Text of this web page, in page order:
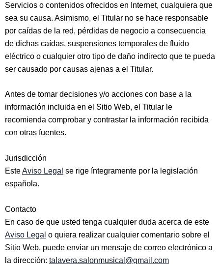
Servicios o contenidos ofrecidos en Internet, cualquiera que
sea su causa. Asimismo, el Titular no se hace responsable
por caídas de la red, pérdidas de negocio a consecuencia
de dichas caídas, suspensiones temporales de fluido
eléctrico o cualquier otro tipo de daño indirecto que te pueda
ser causado por causas ajenas a el Titular.
Antes de tomar decisiones y/o acciones con base a la
información incluida en el Sitio Web, el Titular le
recomienda comprobar y contrastar la información recibida
con otras fuentes.
Jurisdicción
EsteAviso Lega se rige íntegramente por la legislación
española.
Contacto
En caso de que usted tenga cualquier duda acerca de este
Aviso Legal o quiera realizar cualquier comentario sobre el
Sitio Web, puede enviar un mensaje de correo electrónico a
la dirección: talavera.salonmusical@gmail.com